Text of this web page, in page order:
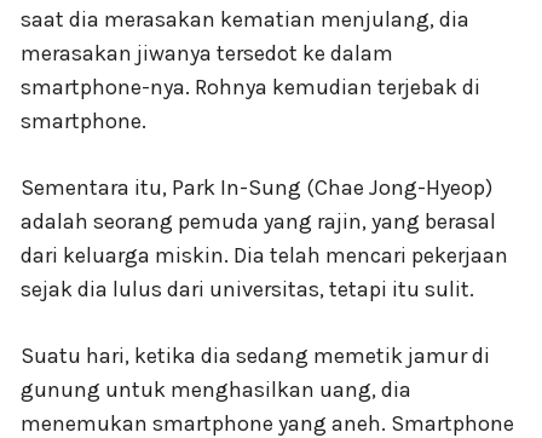
saat dia merasakan kematian menjulang, dia
merasakan jiwanya tersedot ke dalam
smartphone-nya. Rohnya kemudian terjebak di
smartphone.
Sementara itu, Park In-Sung (Chae Jong-Hyeop)
adalah seorang pemuda yang rajin, yang berasal
dari keluarga miskin. Dia telah mencari pekerjaan
sejak dia lulus dari universitas, tetapi itu sulit.
Suatu hari, ketika dia sedang memetik jamur di
gunung untuk menghasilkan uang, dia
menemukan smartphone yang aneh. Smartphone